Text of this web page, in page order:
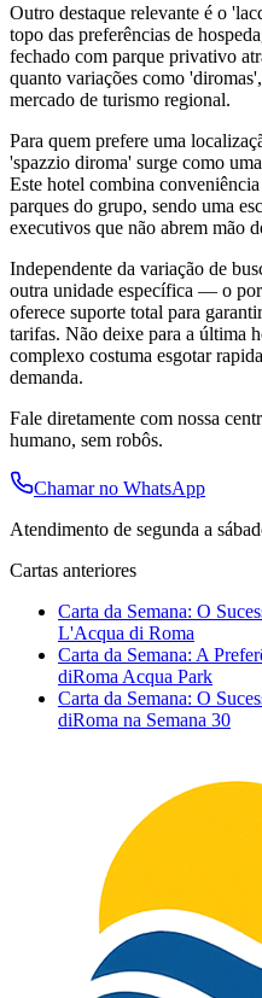
Outro destaque relevante é o
topo das preferências de
fechado com parque privativo
quanto variações como
mercado de turismo regional.
Para quem prefere uma
'spazzio diroma' surge como
Este hotel combina
parques do grupo, sendo uma
executivos que não abrem mão
Independente da variação de
outra unidade específica — o
oferece suporte total para
tarifas. Não deixe para a última
complexo costuma esgotar
demanda.
Fale diretamente com nossa
humano, sem robôs.
Chamar no WhatsApp
Atendimento de segunda a
Cartas anteriores
Carta da Semana: O
L'Acqua di Roma
Carta da Semana: A
diRoma Acqua Park
Carta da Semana: O
diRoma na Semana 30